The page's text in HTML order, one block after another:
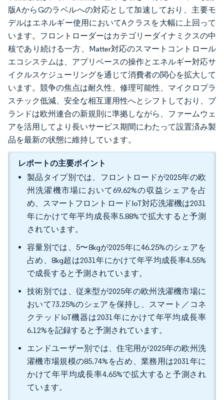
版AからGのラベルへの対応として加速しており、主要モ
デルはエネルギー使用においてAクラスを大幅に上回って
います。フロントローダーはカテゴリーダイナミクスの中
核であり続ける一方、Matter対応のスマートコントロール
エコシステムは、アプリベースの操作とエネルギー対応サ
イクルスケジューリングを通じて消費者の関心を拡大して
います。競争の焦点は耐久性、修理可能性、マイクロプラ
スチック低減、安全な相互運用性へとシフトしており、ブ
ランドは欧州連合の新規則に準拠しながら、ファームウェ
アを活用してより長いサービス期間にわたって設置済み製
品を最新の状態に維持しています。
レポートの主要ポイント
製品タイプ別では、フロントロードが2025年の欧
州洗濯機市場において69.62%の収益シェアを占
め、スマートフロントロードIoT対応洗濯機は2031
年にかけて年平均成長率5.88%で拡大すると予測
されています。
容量別では、5〜8kgが2025年に46.25%のシェアを
占め、8kg超は2031年にかけて年平均成長率4.55%
で成長すると予測されています。
技術別では、従来型が2025年の欧州洗濯機市場に
おいて73.25%のシェアを保持し、スマート／コネ
クテッドIoT機器は2031年にかけて年平均成長率
6.12%を記録すると予測されています。
エンドユーザー別では、住宅用が2025年の欧州洗
濯機市場規模の85.74%を占め、業務用は2031年に
かけて年平均成長率4.65%で拡大すると予測され
ています。